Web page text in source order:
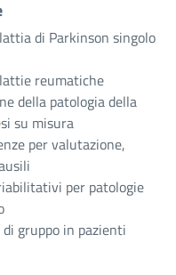
di Parkinson singolo
reumatiche
della patologia della
su misura
per valutazione,
per patologie
gruppo in pazienti